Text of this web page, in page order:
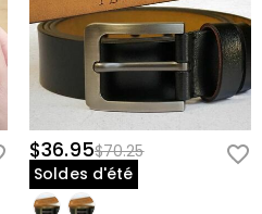
$36.95$70.25
Soldes d'été